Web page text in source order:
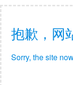
抱歉，网
Sorry, the site